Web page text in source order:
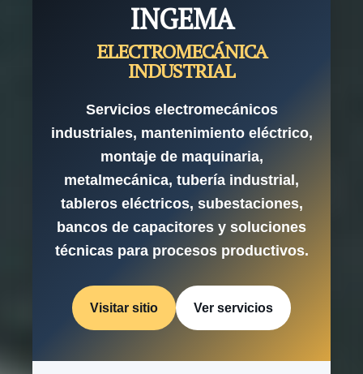
INGEMA
ELECTROMECÁNICA
INDUSTRIAL
Servicios electromecánicos
industriales, mantenimiento eléctrico,
montaje de maquinaria,
metalmecánica, tubería industrial,
tableros eléctricos, subestaciones,
bancos de capacitores y soluciones
técnicas para procesos productivos.
Visitar sitio Ver servicios